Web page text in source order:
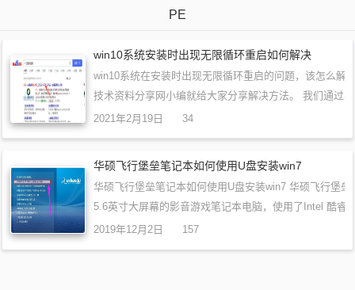
PE
win10系统安装时出现无限循环重启如何解决
win10系统在安装时出现无限循环重启的问题，该怎么解
技术资料分享网小编就给大家分享解决方法。 我们通过
统解决问题 2、将U盘插到正常使用的电脑，不是无
上哦，然后双击打开小白系统软件…
2021年2月19日 34
华硕飞行堡垒笔记本如何使用U盘安装win7
华硕飞行堡垒笔记本如何使用U盘安装win7 华硕飞行堡垒
5.6英寸大屏幕的影音游戏笔记本电脑，使用了Intel 酷睿
器，4GB内存和1TB硬盘容量，它在游戏体验方面有着卓
2019年12月2日 157